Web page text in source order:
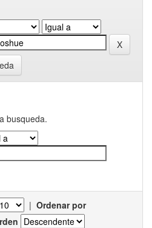
busqueda.
| Ordenar por